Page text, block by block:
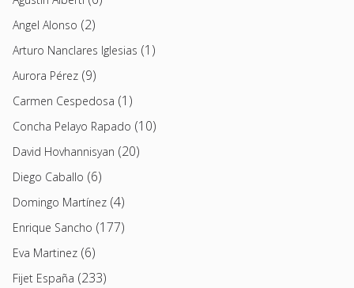
Angel Alonso (2)
Arturo Nanclares Iglesias (1)
Aurora Pérez (9)
Carmen Cespedosa (1)
Concha Pelayo Rapado (10)
David Hovhannisyan (20)
Diego Caballo (6)
Domingo Martínez (4)
Enrique Sancho (177)
Eva Martinez (6)
Fijet España (233)